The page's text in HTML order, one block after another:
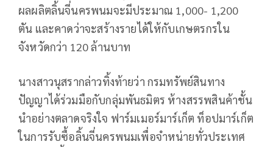
ผลผลิตลิ้นจี่นครพนมจะมีประมาณ 1,000- 1,200
ตัน และคาดว่าจะสร้างรายได้ให้กับเกษตรกรใน
จังหวัดกว่า 120 ล้านบาท
นางสาวนุสรากล่าวทิ้งท้ายว่า กรมทรัพย์สินทาง
ปัญญาได้ร่วมมือกับกลุ่มพันธมิตร ห้างสรรพสินค้าชั้น
นำอย่างตลาดจริงใจ ฟาร์มเมอร์มาร์เก็ต ท็อปมาร์เก็ต
ในการรับซื้อลิ้นจี่นครพนมเพื่อจำหน่ายทั่วประเทศ